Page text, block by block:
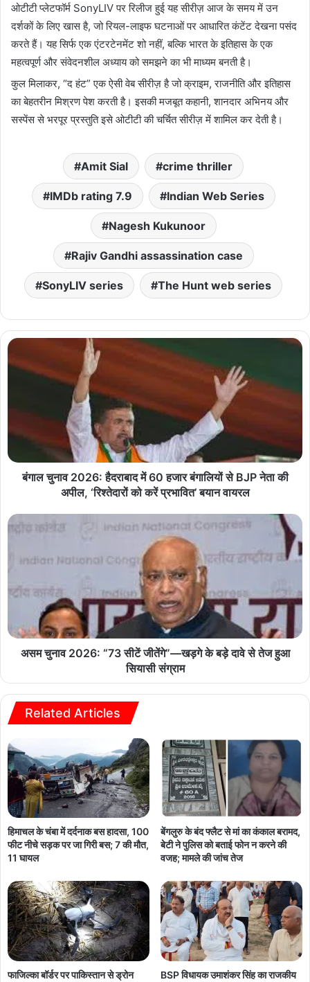
ओटीटी प्लेटफॉर्म SonyLIVपर रिलीज हुई यह सीरीज़ आज के समय में उन
दर्शकों के लिए खास है, जो रियल-लाइफ घटनाओं पर आधारित कंटेंट देखना पसंद
करते हैं। यह सिर्फ एक एंटरटेनमेंट शो नहीं, बल्कि भारत के इतिहास के एक
महत्वपूर्ण और संवेदनशील अध्याय को समझने का भी माध्यम बनती है।
कुल मिलाकर, “द हंट” एक ऐसी वेब सीरीज़ है जो क्राइम, राजनीति और इतिहास
का बेहतरीन मिश्रण पेश करती है। इसकी मजबूत कहानी, शानदार अभिनय और
सस्पेंस से भरपूर प्रस्तुति इसे ओटीटी की चर्चित सीरीज़ में शामिल कर देती है।
Amit Sial crime thriller
IMDb rating 7.9 Indian Web Series
Nagesh Kukunoor
Rajiv Gandhi assassination case
SonyLIV series The Hunt web series
बंगाल चुनाव 2026: हैदराबाद में 60 हजार बंगालियों से BJP नेता की
अपील, ‘रिश्तेदारों को करें प्रभावित’ बयान वायरल
असम चुनाव 2026: “73 सीटें जीतेंगे”—खड़गे के बड़े दावे से तेज हुआ
सियासी संग्राम
Related Articles
हिमाचल के चंबा में दर्दनाक बस हादसा, 100
फीट नीचे सड़क पर जा गिरी बस; 7 की मौत,
11 घायल
बेंगलुरु के बंद फ्लैट से मां का कंकाल बरामद,
बेटी ने पुलिस को बताई फोन न करने की
वजह; मामले की जांच तेज
फाजिल्का बॉर्डर पर पाकिस्तान से ड्रोन BSP विधायक उमाशंकर सिंह का राजकीय